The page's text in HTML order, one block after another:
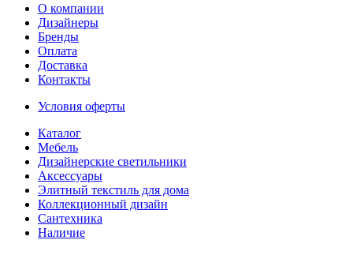
О компании
Дизайнеры
Бренды
Оплата
Доставка
Контакты
Условия оферты
Каталог
Мебель
Дизайнерские светильники
Аксессуары
Элитный текстиль для дома
Коллекционный дизайн
Сантехника
Наличие